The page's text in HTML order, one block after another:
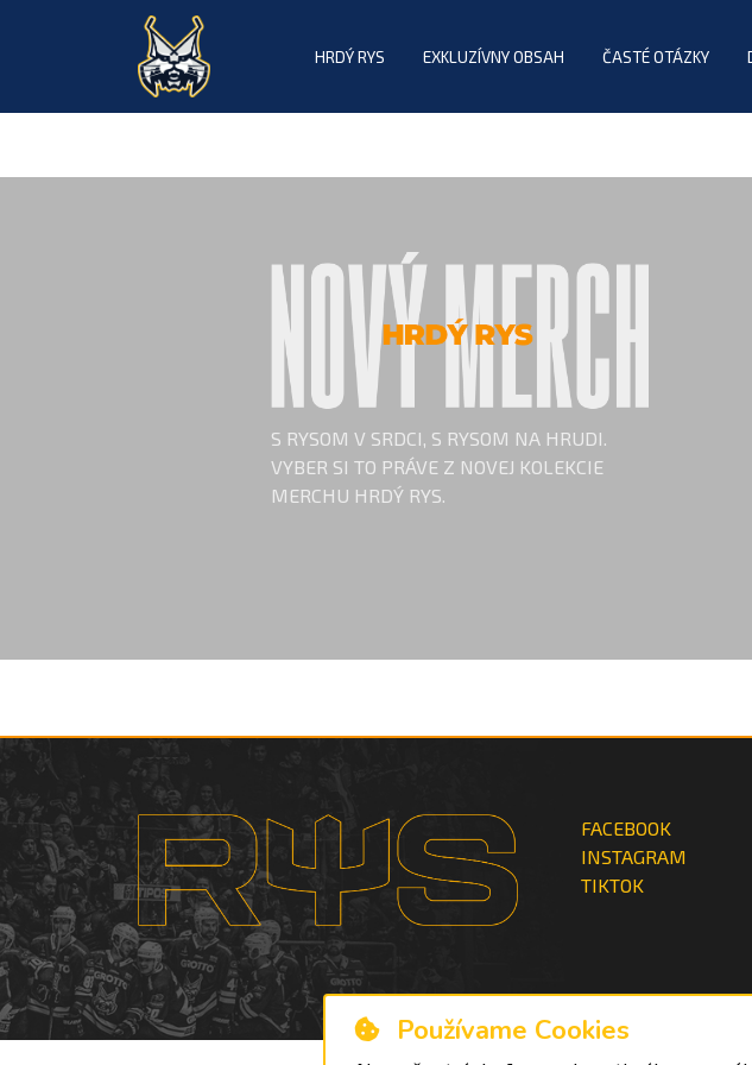
HRDÝ RYS EXKLUZÍVNY OBSAH ČASTÉ OTÁZKY
S RYSOM V SRDCI, S RYSOM NA HRUDI.
VYBER SI TO PRÁVE Z NOVEJ KOLEKCIE
MERCHU HRDÝ RYS.
FACEBOOK
INSTAGRAM
TIKTOK
Používame Cookies